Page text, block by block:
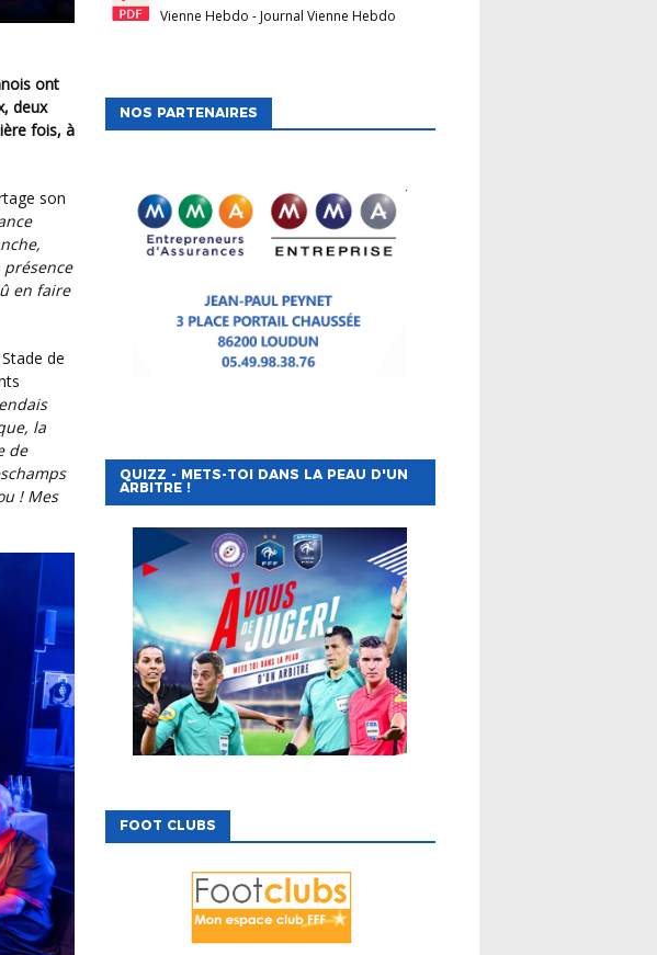
deux
fois, à
en faire
la
de
! Mes
Vienne Hebdo - Journal Vienne Hebdo
NOS PARTENAIRES
QUIZZ - METS-TOI DANS LA PEAU D'UN
ARBITRE !
FOOT CLUBS